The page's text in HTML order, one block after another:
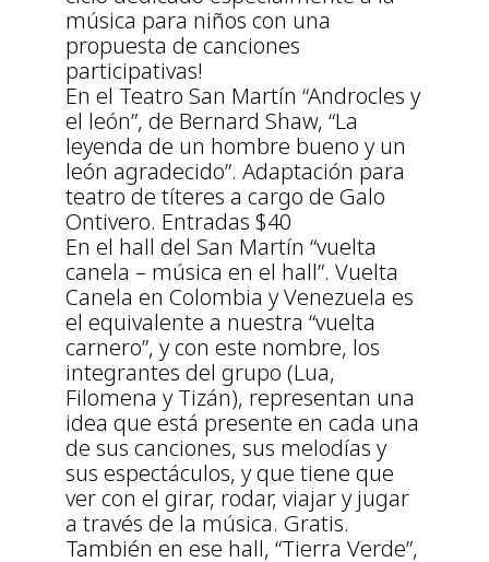
música para niños con una
propuesta de canciones
participativas!
En el Teatro San Martín “Androcles y
el león”, de Bernard Shaw, “La
leyenda de un hombre bueno y un
león agradecido”. Adaptación para
teatro de títeres a cargo de Galo
Ontivero. Entradas $40
En el hall del San Martín “vuelta
canela – música en el hall”. Vuelta
Canela en Colombia y Venezuela es
el equivalente a nuestra “vuelta
carnero”, y con este nombre, los
integrantes del grupo (Lua,
Filomena y Tizán), representan una
idea que está presente en cada una
de sus canciones, sus melodías y
sus espectáculos, y que tiene que
ver con el girar, rodar, viajar y jugar
a través de la música. Gratis.
También en ese hall, “Tierra Verde”,